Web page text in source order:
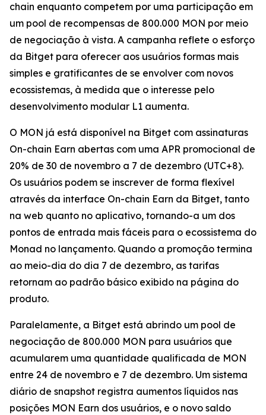
chain enquanto competem por uma participação em
um pool de recompensas de 800.000 MON por meio
de negociação à vista. A campanha reflete o esforço
da Bitget para oferecer aos usuários formas mais
simples e gratificantes de se envolver com novos
ecossistemas, à medida que o interesse pelo
desenvolvimento modular L1 aumenta.
O MON já está disponível na Bitget com assinaturas
On-chain Earn abertas com uma APR promocional de
20% de 30 de novembro a 7 de dezembro (UTC+8).
Os usuários podem se inscrever de forma flexível
através da interface On-chain Earn da Bitget, tanto
na web quanto no aplicativo, tornando-a um dos
pontos de entrada mais fáceis para o ecossistema do
Monad no lançamento. Quando a promoção termina
ao meio-dia do dia 7 de dezembro, as tarifas
retornam ao padrão básico exibido na página do
produto.
Paralelamente, a Bitget está abrindo um pool de
negociação de 800.000 MON para usuários que
acumularem uma quantidade qualificada de MON
entre 24 de novembro e 7 de dezembro. Um sistema
diário de snapshot registra aumentos líquidos nas
posições MON Earn dos usuários, e o novo saldo